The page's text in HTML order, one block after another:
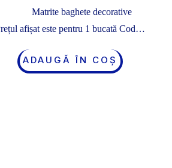
Matrite baghete decorative
afișat este pentru 1 bucată Cod…
ADAUGĂ ÎN COȘ